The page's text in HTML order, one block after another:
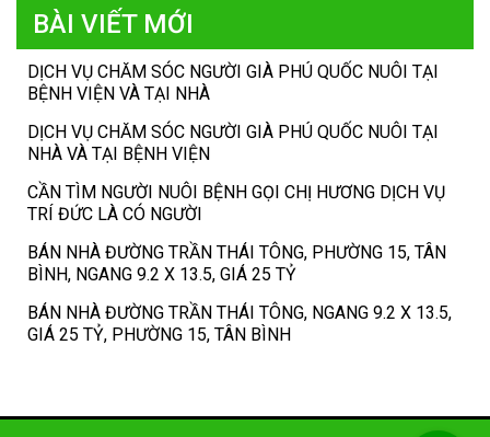
BÀI VIẾT MỚI
DỊCH VỤ CHĂM SÓC NGƯỜI GIÀ PHÚ QUỐC NUÔI TẠI
BỆNH VIỆN VÀ TẠI NHÀ
DỊCH VỤ CHĂM SÓC NGƯỜI GIÀ PHÚ QUỐC NUÔI TẠI
NHÀ VÀ TẠI BỆNH VIỆN
CẦN TÌM NGƯỜI NUÔI BỆNH GỌI CHỊ HƯƠNG DỊCH VỤ
TRÍ ĐỨC LÀ CÓ NGƯỜI
BÁN NHÀ ĐƯỜNG TRẦN THÁI TÔNG, PHƯỜNG 15, TÂN
BÌNH, NGANG 9.2 X 13.5, GIÁ 25 TỶ
BÁN NHÀ ĐƯỜNG TRẦN THÁI TÔNG, NGANG 9.2 X 13.5,
GIÁ 25 TỶ, PHƯỜNG 15, TÂN BÌNH